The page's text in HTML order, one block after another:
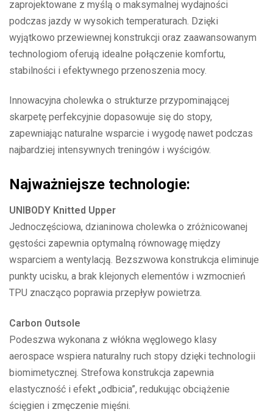
zaprojektowane z myślą o maksymalnej wydajności
podczas jazdy w wysokich temperaturach. Dzięki
wyjątkowo przewiewnej konstrukcji oraz zaawansowanym
technologiom oferują idealne połączenie komfortu,
stabilności i efektywnego przenoszenia mocy.
Innowacyjna cholewka o strukturze przypominającej
skarpetę perfekcyjnie dopasowuje się do stopy,
zapewniając naturalne wsparcie i wygodę nawet podczas
najbardziej intensywnych treningów i wyścigów.
Najważniejsze technologie:
UNIBODY Knitted Upper
Jednoczęściowa, dzianinowa cholewka o zróżnicowanej
gęstości zapewnia optymalną równowagę między
wsparciem a wentylacją. Bezszwowa konstrukcja eliminuje
punkty ucisku, a brak klejonych elementów i wzmocnień
TPU znacząco poprawia przepływ powietrza.
Carbon Outsole
Podeszwa wykonana z włókna węglowego klasy
aerospace wspiera naturalny ruch stopy dzięki technologii
biomimetycznej. Strefowa konstrukcja zapewnia
elastyczność i efekt „odbicia”, redukując obciążenie
ścięgien i zmęczenie mięśni.